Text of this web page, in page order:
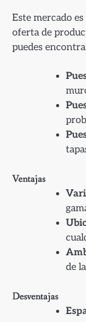
Este mercado
oferta de
puedes
Ventajas
de
Desventajas